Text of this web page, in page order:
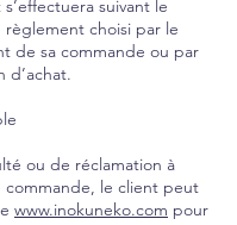
suivant le
choisi par le
de sa commande ou par
d’achat.
ou de réclamation à
commande, le client peut
www.inokuneko.com pour